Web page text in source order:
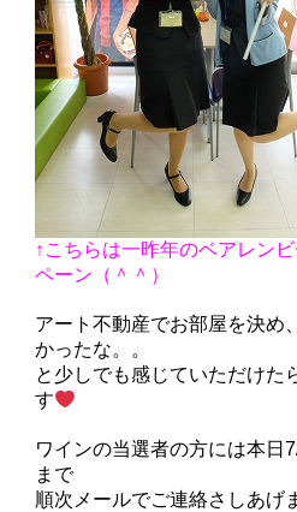
↑こちらは一昨年のベアレン
ペーン（＾＾）
アート不動産でお部屋を決め
かったな。。
と少しでも感じていただけた
す
ワインの当選者の方には本日
まで
順次メールでご連絡さしあげ